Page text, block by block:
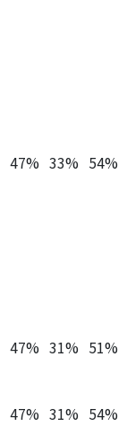
47% 33% 54%
47% 31% 51%
47% 31% 54%